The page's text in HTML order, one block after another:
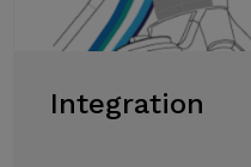
Integration